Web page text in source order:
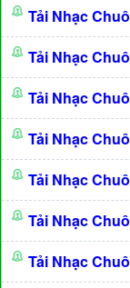
Tải Nhạc
Tải Nhạc
Tải Nhạc
Tải Nhạc
Tải Nhạc
Tải Nhạc
Tải Nhạc